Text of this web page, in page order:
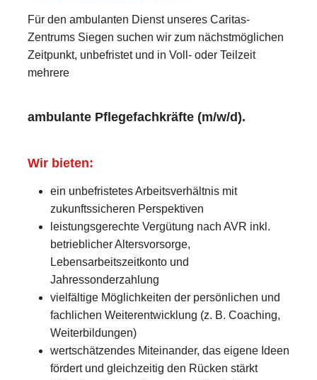
Für den ambulanten Dienst unseres Caritas-
Zentrums Siegen suchen wir zum nächstmöglichen
Zeitpunkt, unbefristet und in Voll- oder Teilzeit
mehrere
ambulante Pflegefachkräfte (m/w/d).
Wir bieten:
ein unbefristetes Arbeitsverhältnis mit
zukunftssicheren Perspektiven
leistungsgerechte Vergütung nach AVR inkl.
betrieblicher Altersvorsorge,
Lebensarbeitszeitkonto und
Jahressonderzahlung
vielfältige Möglichkeiten der persönlichen und
fachlichen Weiterentwicklung (z. B. Coaching,
Weiterbildungen)
wertschätzendes Miteinander, das eigene Ideen
fördert und gleichzeitig den Rücken stärkt